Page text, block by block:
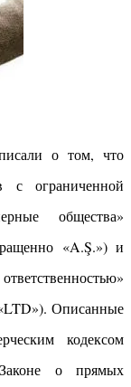
с ограниченной
общества»
«A.Ş.») и
Описанные
кодексом
о прямых